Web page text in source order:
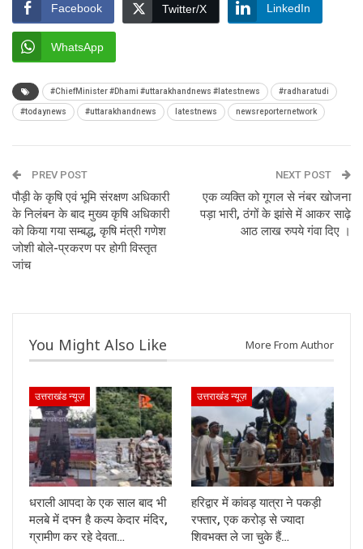
Facebook Twitter/X LinkedIn
WhatsApp
#ChiefMinister #Dhami #uttarakhandnews #latestnews #radharatudi
#todaynews #uttarakhandnews latestnews newsreporternetwork
PREV POST
पौड़ी के कृषि एवं भूमि संरक्षण अधिकारी
के निलंबन के बाद मुख्य कृषि अधिकारी
को किया गया सम्बद्ध, कृषि मंत्री गणेश
जोशी बोले-प्रकरण पर होगी विस्तृत
जांच
NEXT POST
एक व्यक्ति को गूगल से नंबर खोजना
पड़ा भारी, ठंगों के झांसे में आकर साढ़े
आठ लाख रुपये गंवा दिए ।
You Might Also Like More From Author
उत्तराखंड न्यूज़
धराली आपदा के एक साल बाद भी
मलबे में दफ्न है कल्प केदार मंदिर,
ग्रामीण कर रहे देवता…
उत्तराखंड न्यूज़
हरिद्वार में कांवड़ यात्रा ने पकड़ी
रफ्तार, एक करोड़ से ज्यादा
शिवभक्त ले जा चुके हैं…